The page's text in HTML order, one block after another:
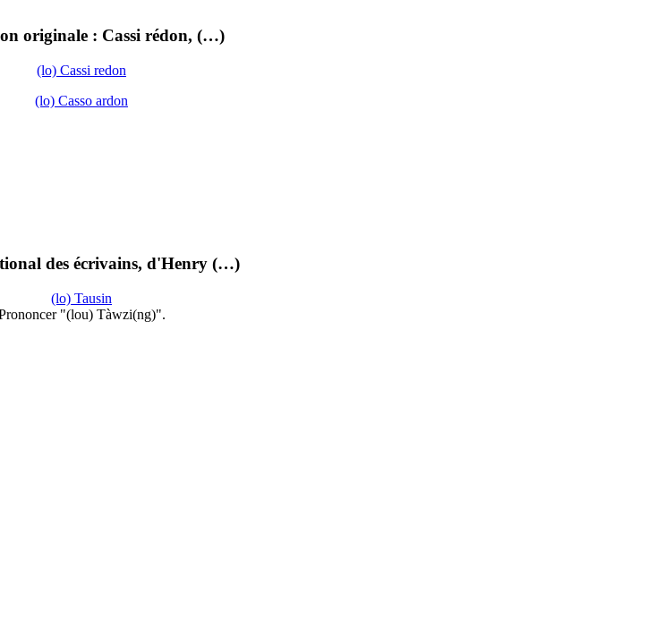
originale : Cassi rédon, (…)
(lo) Cassi redon
(lo) Casso ardon
des écrivains, d'Henry (…)
(lo) Tausin
"(lou) Tàwzi(ng)".